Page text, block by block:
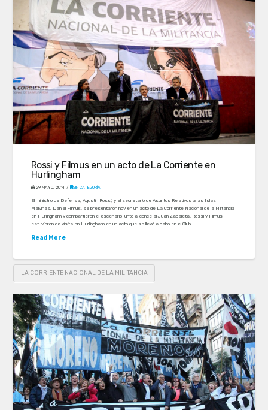
Rossi y Filmus en un acto de La Corriente en
Hurlingham
29 MAYO, 2014 SIN CATEGORÍA
El ministro de Defensa, Agustín Rossi, y el secretario de Asuntos Relativos a las Islas
Malvinas, Daniel Filmus, se presentaron hoy en un acto de La Corriente Nacional de la Militancia
en Hurlingham y compartieron el escenario junto al concejal Juan Zabaleta. Rossi y Filmus
estuvieron de visita en Hurlingham en un acto que se llevó a cabo en el Club …
Read More
LA CORRIENTE NACIONAL DE LA MILITANCIA